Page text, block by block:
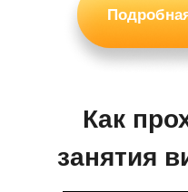
сотрудников
Личная
интенсив: 0р
Как
занятия